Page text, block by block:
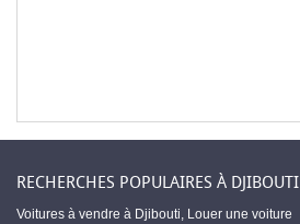
RECHERCHES POPULAIRES À DJIBOUTI
Voitures à vendre à Djibouti, Louer une voiture